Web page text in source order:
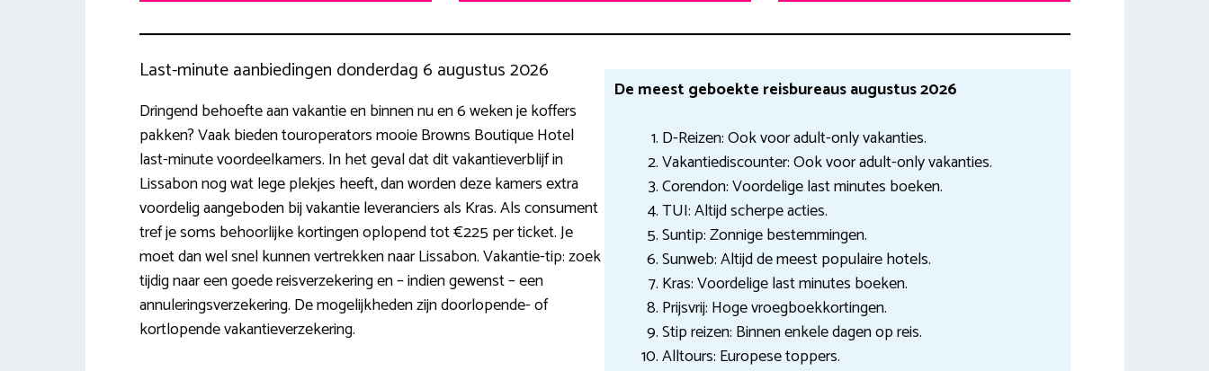
Last-minute aanbiedingen donderdag 6 augustus 2026
Dringend behoefte aan vakantie en binnen nu en 6 weken je koffers
pakken? Vaak bieden touroperators mooie Browns Boutique Hotel
last-minute voordeelkamers. In het geval dat dit vakantieverblijf in
Lissabon nog wat lege plekjes heeft, dan worden deze kamers extra
voordelig aangeboden bij vakantie leveranciers als Kras. Als consument
tref je soms behoorlijke kortingen oplopend tot €225 per ticket. Je
moet dan wel snel kunnen vertrekken naar Lissabon. Vakantie-tip: zoek
tijdig naar een goede reisverzekering en – indien gewenst – een
annuleringsverzekering. De mogelijkheden zijn doorlopende- of
kortlopende vakantieverzekering.
De meest geboekte reisbureaus augustus 2026
D-Reizen: Ook voor adult-only vakanties.
Vakantiediscounter: Ook voor adult-only vakanties.
Corendon: Voordelige last minutes boeken.
TUI: Altijd scherpe acties.
Suntip: Zonnige bestemmingen.
Sunweb: Altijd de meest populaire hotels.
Kras: Voordelige last minutes boeken.
Prijsvrij: Hoge vroegboekkortingen.
Stip reizen: Binnen enkele dagen op reis.
Alltours: Europese toppers.